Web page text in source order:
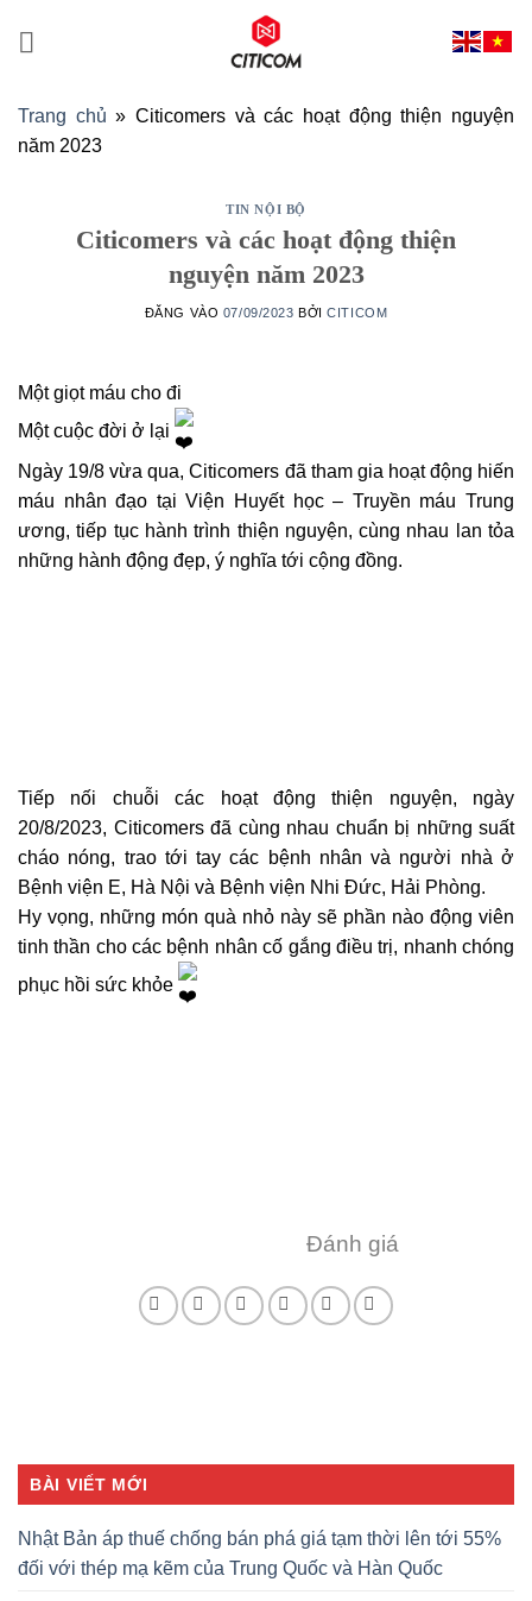
Trang chủ »Citicomers và các hoạt động thiện nguyện
năm 2023
TIN NỘI BỘ
Citicomers và các hoạt động thiện
nguyện năm 2023
ĐĂNG VÀO 07/09/2023 BỞICITICOM
Một giọt máu cho đi
Một cuộc đời ở lại
Ngày 19/8 vừa qua, Citicomers đã tham gia hoạt động hiến
máu nhân đạo tại Viện Huyết học – Truyền máu Trung
ương, tiếp tục hành trình thiện nguyện, cùng nhau lan tỏa
những hành động đẹp, ý nghĩa tới cộng đồng.
Tiếp nối chuỗi các hoạt động thiện nguyện, ngày
20/8/2023, Citicomers đã cùng nhau chuẩn bị những suất
cháo nóng, trao tới tay các bệnh nhân và người nhà ở
Bệnh viện E, Hà Nội và Bệnh viện Nhi Đức, Hải Phòng.
Hy vọng, những món quà nhỏ này sẽ phần nào động viên
tinh thần cho các bệnh nhân cố gắng điều trị, nhanh chóng
phục hồi sức khỏe
Đánh giá
BÀI VIẾT MỚI
Nhật Bản áp thuế chống bán phá giá tạm thời lên tới 55%
đối với thép mạ kẽm của Trung Quốc và Hàn Quốc